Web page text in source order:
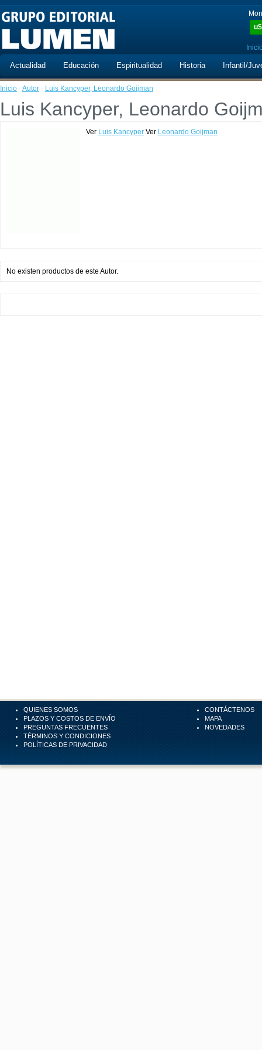
u$
Actualidad Educación Espiritualidad Historia Infantil/
Inicio · Autor · Luis Kancyper, Leonardo Goijman
Luis Kancyper, Leonardo
Ver Luis Kancyper Ver Leonardo Goijman
No existen productos de este Autor.
QUIENES SOMOS
PLAZOS Y COSTOS DE ENVÍO
PREGUNTAS FRECUENTES
TÉRMINOS Y CONDICIONES
POLÍTICAS DE PRIVACIDAD
CONTÁCTENOS
MAPA
NOVEDADES